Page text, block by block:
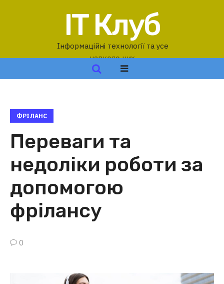
IT Клуб
Інформаційні технології та усе
навколо них
ФРІЛАНС
Переваги та
недоліки роботи за
допомогою
фрілансу
0